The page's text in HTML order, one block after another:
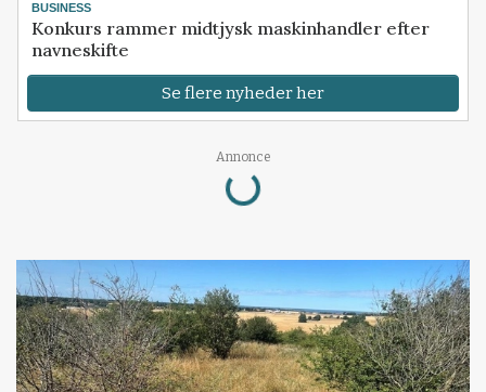
BUSINESS
Konkurs rammer midtjysk maskinhandler efter
navneskifte
Se flere nyheder her
Annonce
Loading...